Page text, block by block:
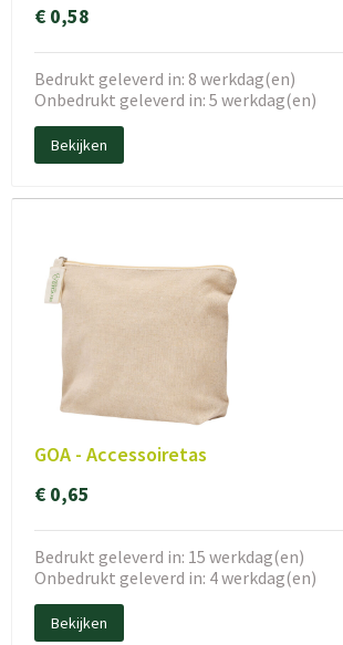
€ 0,58
Bedrukt geleverd in: 8 werkdag(en)
Onbedrukt geleverd in: 5 werkdag(en)
Bekijken
GOA - Accessoiretas
€ 0,65
Bedrukt geleverd in: 15 werkdag(en)
Onbedrukt geleverd in: 4 werkdag(en)
Bekijken